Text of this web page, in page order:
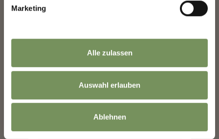
Marketing
Alle zulassen
Auswahl erlauben
Ablehnen